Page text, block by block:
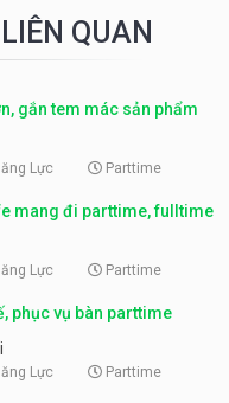
QUAN
gắn tem mác sản phẩm
Lực Parttime
mang đi parttime, fulltime
Lực Parttime
phục vụ bàn parttime
Lực Parttime